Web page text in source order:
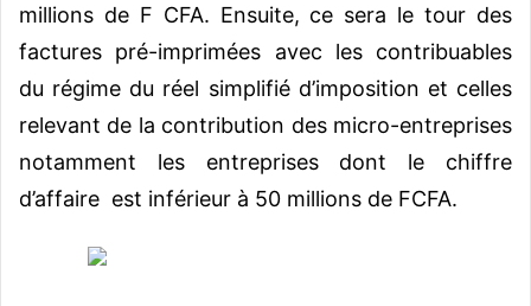
millions de F CFA. Ensuite, ce sera le tour des
factures pré-imprimées avec les contribuables
du régime du réel simplifié d’imposition et celles
relevant de la contribution des micro-entreprises
notamment les entreprises dont le chiffre
d’affaire est inférieur à 50 millions de FCFA.